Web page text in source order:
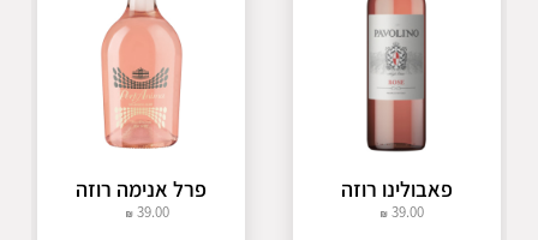
פאבולינו רוזה
39.00
פרל אנימה רוזה
39.00